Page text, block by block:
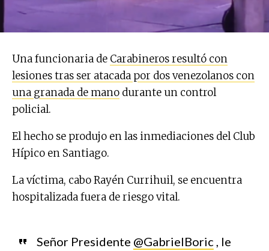
Una funcionaria de Carabineros resultó con
lesiones tras ser atacada por dos venezolanos con
una granada de mano durante un control
policial.
El hecho se produjo en las inmediaciones del Club
Hípico en Santiago.
La víctima, cabo Rayén Currihuil, se encuentra
hospitalizada fuera de riesgo vital.
Señor Presidente @GabrielBoric , le